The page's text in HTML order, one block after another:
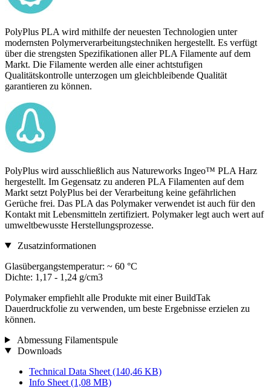
PolyPlus PLA wird mithilfe der neuesten Technologien unter
modernsten Polymerverarbeitungstechniken hergestellt. Es verfügt
über die strengsten Spezifikationen aller PLA Filamente auf dem
Markt. Die Filamente werden alle einer achtstufigen
Qualitätskontrolle unterzogen um gleichbleibende Qualität
garantieren zu können.
PolyPlus wird ausschließlich aus Natureworks Ingeo™ PLA Harz
hergestellt. Im Gegensatz zu anderen PLA Filamenten auf dem
Markt setzt PolyPlus bei der Verarbeitung keine gefährlichen
Gerüche frei. Das PLA das Polymaker verwendet ist auch für den
Kontakt mit Lebensmitteln zertifiziert. Polymaker legt auch wert auf
umweltbewusste Herstellungsprozesse.
Zusatzinformationen
Glasübergangstemperatur: ~ 60 °C
Dichte: 1,17 - 1,24 g/cm3
Polymaker empfiehlt alle Produkte mit einer BuildTak
Dauerdruckfolie zu verwenden, um beste Ergebnisse erzielen zu
können.
Abmessung Filamentspule
Downloads
Technical Data Sheet (140,46 KB)
Info Sheet (1,08 MB)